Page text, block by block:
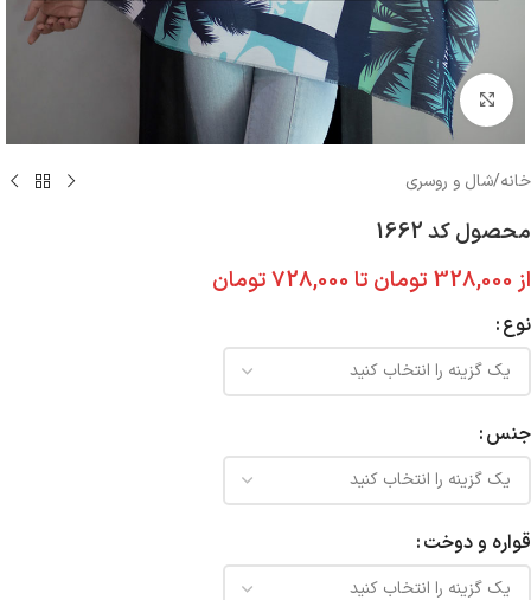
بزرگنمایی تصویر
خانه/شال و روسری
محصول کد 1662
از 328,000 تومان تا 728,000تومان
نوع
جنس
قواره و دوخت